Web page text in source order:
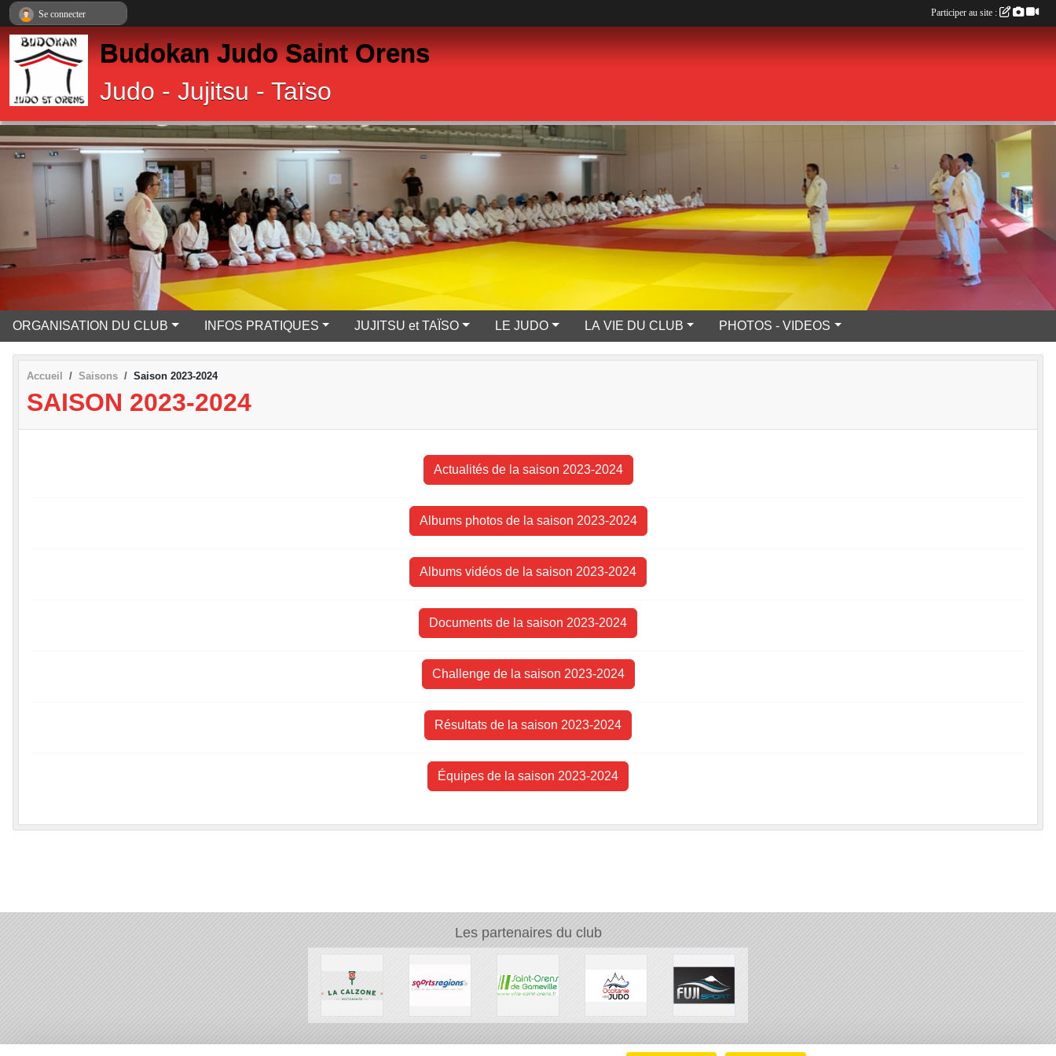
Budokan Judo Saint Orens
Judo - Jujitsu - Taïso
ORGANISATION DU CLUB INFOS PRATIQUES JUJITSU et TAÏSO LE JUDO LA VIE DU CLUB PHOTOS - VIDEOS
Accueil Saisons Saison 2023-2024
SAISON 2023-2024
Actualités de la saison 2023-2024
Albums photos de la saison 2023-2024
Albums vidéos de la saison 2023-2024
Documents de la saison 2023-2024
Challenge de la saison 2023-2024
Résultats de la saison 2023-2024
Équipes de la saison 2023-2024
Les partenaires du club
Se connecter Participer au site :
Panneau de gestion des cookies